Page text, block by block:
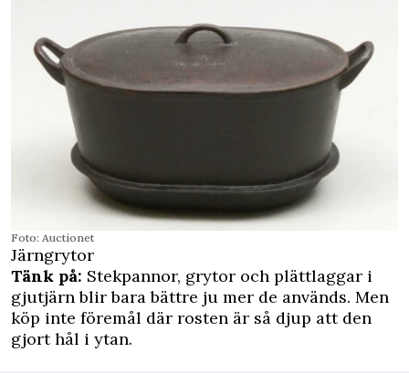
Foto: Auctionet
Järngrytor
Tänk på: Stekpannor, grytor och plättlaggar i
gjutjärn blir bara bättre ju mer de används. Men
köp inte föremål där rosten är så djup att den
gjort hål i ytan.